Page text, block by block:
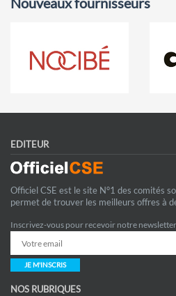
EDITEUR
Officiel CSE est le site N°1 des comités
permet de trouver les meilleurs offres à
Inscrivez-vous pour recevoir notre newsletter
JE M'INSCRIS
NOS RUBRIQUES